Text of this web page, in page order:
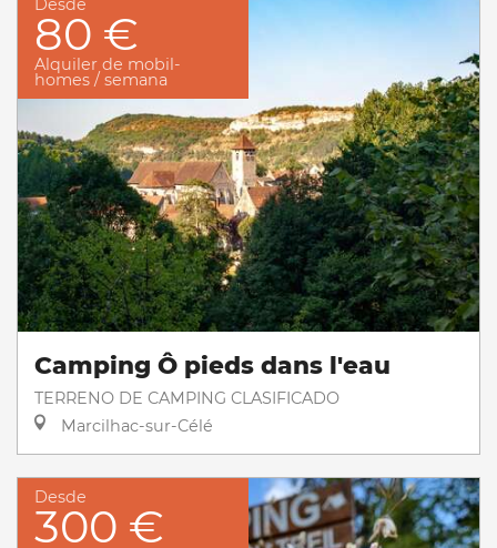
Desde
80 €
Alquiler de mobil-
homes / semana
Camping Ô pieds dans l'eau
TERRENO DE CAMPING CLASIFICADO
Marcilhac-sur-Célé
Desde
300 €